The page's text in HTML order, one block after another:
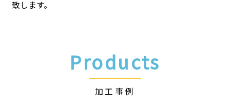
致します。
Products
加工事例